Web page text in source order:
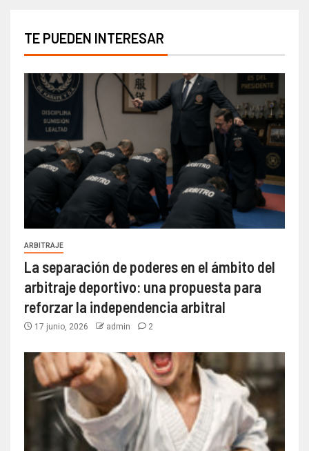
TE PUEDEN INTERESAR
ARBITRAJE
La separación de poderes en el ámbito del
arbitraje deportivo: una propuesta para
reforzar la independencia arbitral
17 junio, 2026 admin 2